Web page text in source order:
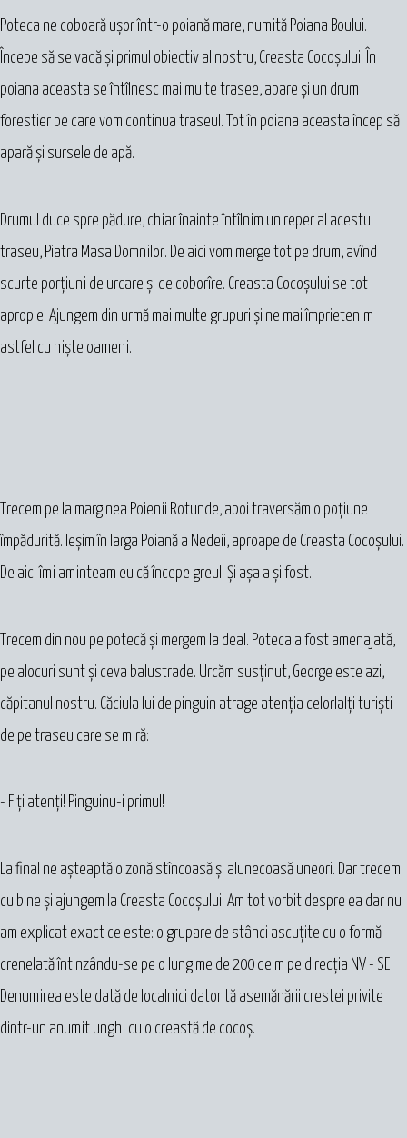
Poteca ne coboară ușor într-o poiană mare, numită Poiana Boului.
Începe să se vadă și primul obiectiv al nostru, Creasta Cocoșului. În
poiana aceasta se întîlnesc mai multe trasee, apare și un drum
forestier pe care vom continua traseul. Tot în poiana aceasta încep să
apară și sursele de apă.
Drumul duce spre pădure, chiar înainte întîlnim un reper al acestui
traseu, Piatra Masa Domnilor. De aici vom merge tot pe drum, avînd
scurte porțiuni de urcare și de coborîre. Creasta Cocoșului se tot
apropie. Ajungem din urmă mai multe grupuri și ne mai împrietenim
astfel cu niște oameni.
Trecem pe la marginea Poienii Rotunde, apoi traversăm o poțiune
împădurită. Ieșim în larga Poiană a Nedeii, aproape de Creasta Cocoșului.
De aici îmi aminteam eu că începe greul. Și așa a și fost.
Trecem din nou pe potecă și mergem la deal. Poteca a fost amenajată,
pe alocuri sunt și ceva balustrade. Urcăm susținut, George este azi,
căpitanul nostru. Căciula lui de pinguin atrage atenția celorlalți turiști
de pe traseu care se miră:
- Fiți atenți! Pinguinu-i primul!
La final ne așteaptă o zonă stîncoasă și alunecoasă uneori. Dar trecem
cu bine și ajungem la Creasta Cocoșului. Am tot vorbit despre ea dar nu
am explicat exact ce este: o grupare de stânci ascuțite cu o formă
crenelată întinzându-se pe o lungime de 200 de m pe direcția NV - SE.
Denumirea este dată de localnici datorită asemănării crestei privite
dintr-un anumit unghi cu o creastă de cocoș.